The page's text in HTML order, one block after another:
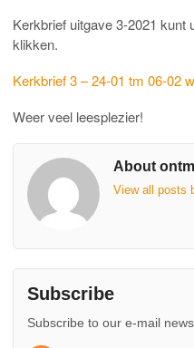
Kerkbrief uitgave 3-2021 kunt
klikken.
Kerkbrief 3 – 24-01 tm 06-02
Weer veel leesplezier!
About
View all posts
Subscribe
Subscribe to our e-mail